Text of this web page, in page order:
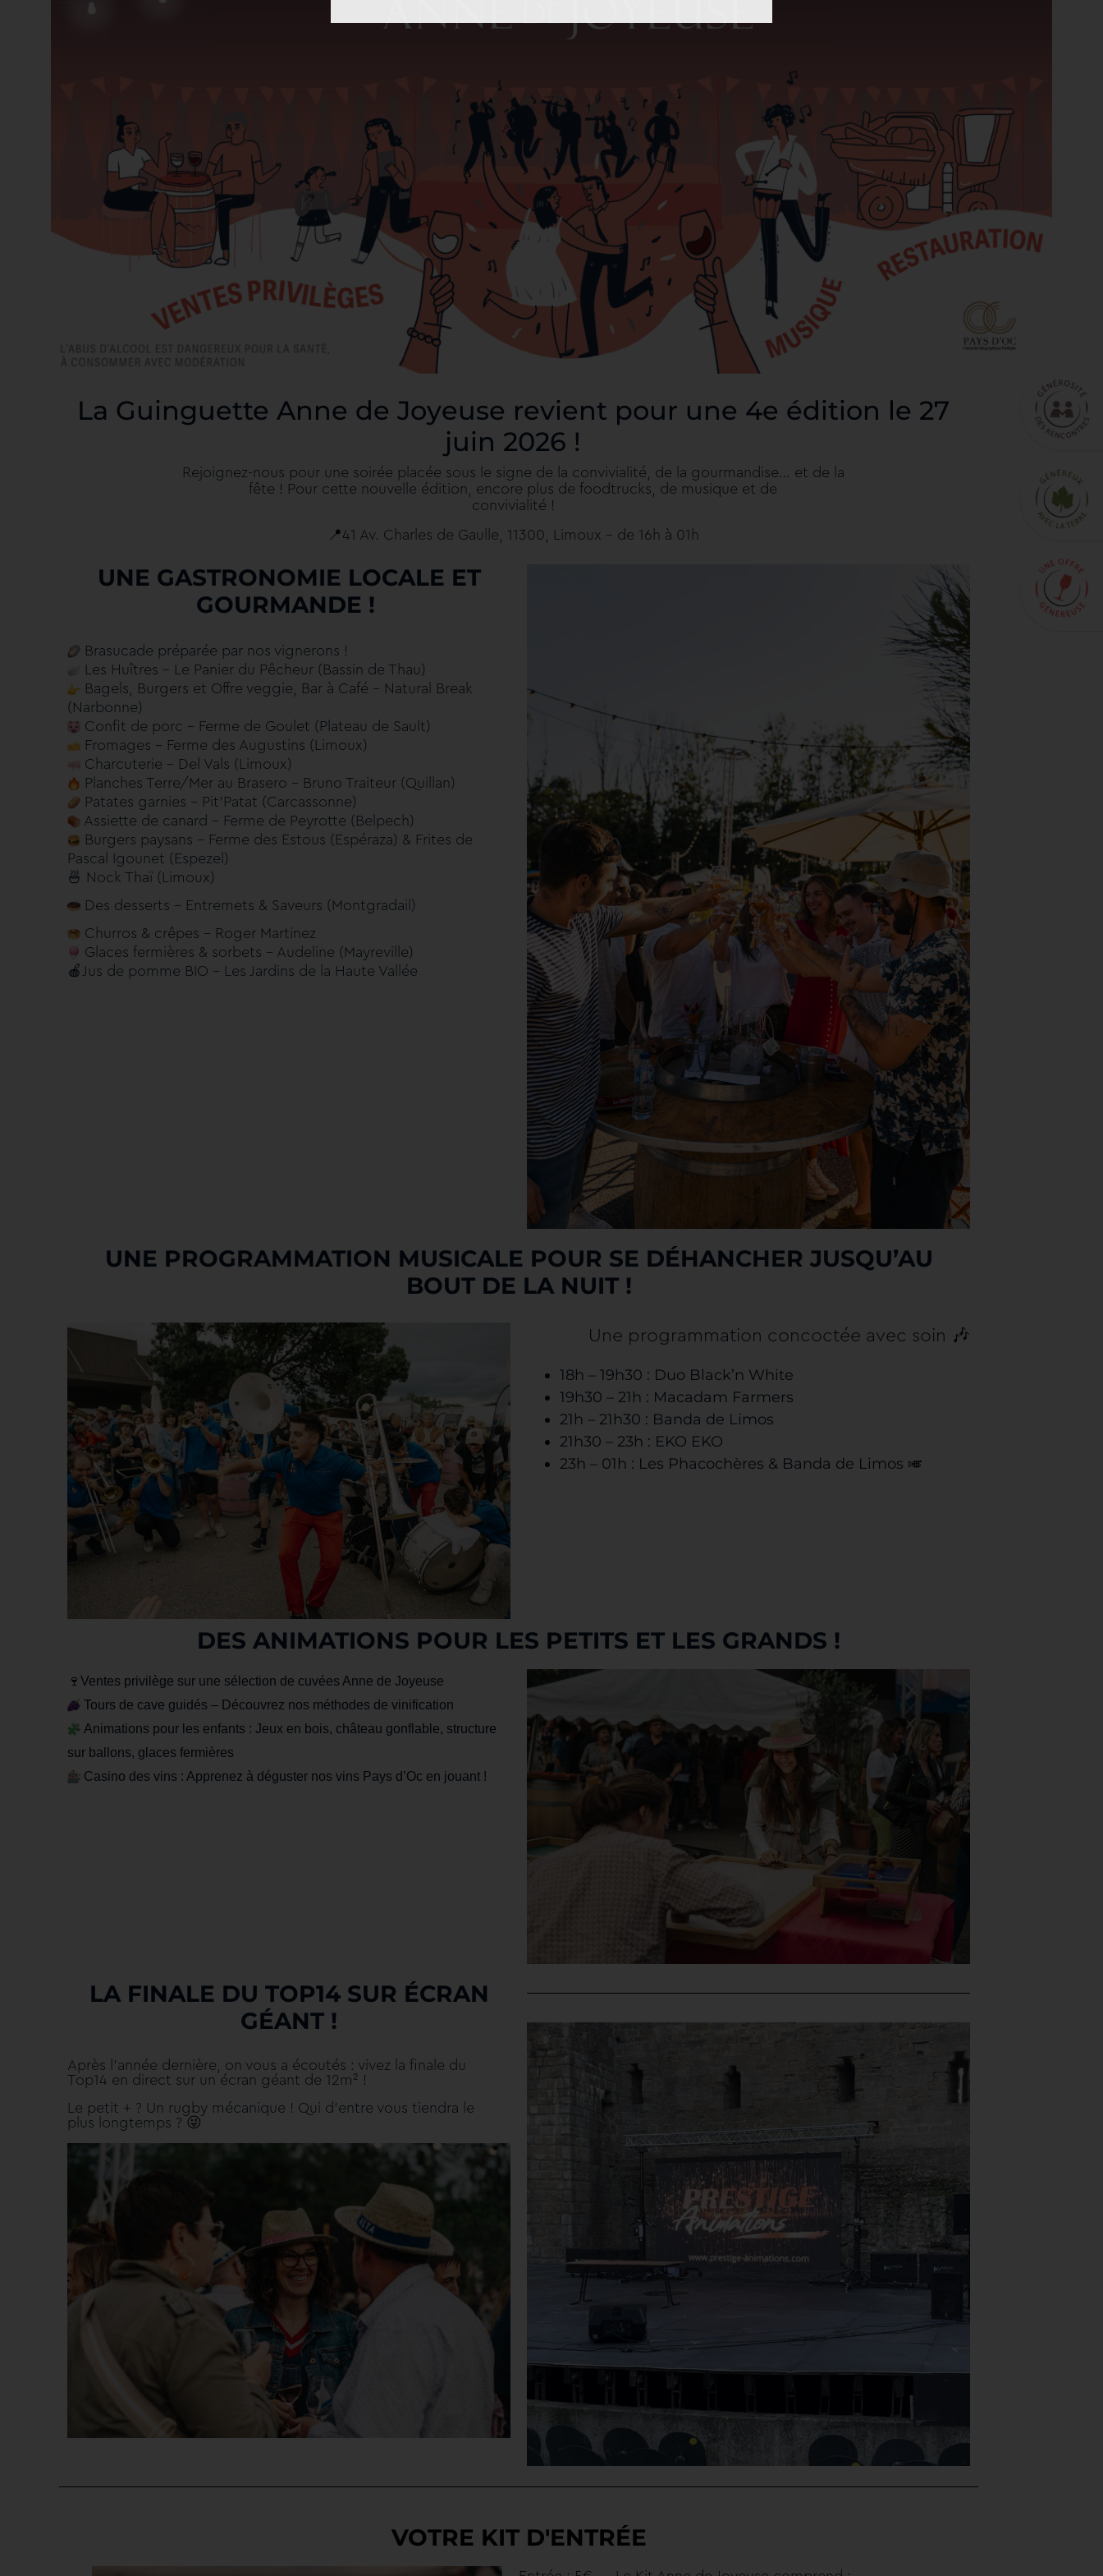
La Guinguette Anne de Joyeuse revient pour une 4e édition le 27
juin 2026 !
Rejoignez-nous pour une soirée placée sous le signe de la convivialité, de la gourmandise… et de la
fête ! Pour cette nouvelle édition, encore plus de foodtrucks, de musique et de
convivialité !
📍41 Av. Charles de Gaulle, 11300, Limoux – de 16h à 01h
UNE GASTRONOMIE LOCALE ET
GOURMANDE !
Brasucade préparée par nos vignerons !
Les Huîtres – Le Panier du Pêcheur (Bassin de Thau)
Bagels, Burgers et Offre veggie, Bar à Café – Natural Break
(Narbonne)
Confit de porc – Ferme de Goulet (Plateau de Sault)
Fromages – Ferme des Augustins (Limoux)
Charcuterie – Del Vals (Limoux)
Planches Terre/Mer au Brasero – Bruno Traiteur (Quillan)
Patates garnies – Pit’Patat (Carcassonne)
Assiette de canard – Ferme de Peyrotte (Belpech)
Burgers paysans – Ferme des Estous (Espéraza) & Frites de
Pascal Igounet (Espezel)
🍜 Nock Thaï (Limoux)
Des desserts – Entremets & Saveurs (Montgradail)
Churros & crêpes – Roger Martinez
Glaces fermières & sorbets – Audeline (Mayreville)
🍎 Jus de pomme BIO – Les Jardins de la Haute Vallée
UNE PROGRAMMATION MUSICALE POUR SE DÉHANCHER JUSQU’AU
BOUT DE LA NUIT !
Une programmation concoctée avec soin 🎶
18h – 19h30 : Duo Black’n White
19h30 – 21h : Macadam Farmers
21h – 21h30 : Banda de Limos
21h30 – 23h : EKO EKO
23h – 01h : Les Phacochères & ‎Banda de Limos 🎺
DES ANIMATIONS POUR LES PETITS ET LES GRANDS !
🍷Ventes privilège sur une sélection de cuvées Anne de Joyeuse
Tours de cave guidés – Découvrez nos méthodes de vinification
Animations pour les enfants : Jeux en bois, château gonflable, structure
sur ballons, glaces fermières
Casino des vins : Apprenez à déguster nos vins Pays d’Oc en jouant !
LA FINALE DU TOP14 SUR ÉCRAN
GÉANT !
Après l’année dernière, on vous a écoutés : vivez la finale du
Top14 en direct sur un écran géant de 12m² !
Le petit + ? Un rugby mécanique ! Qui d’entre vous tiendra le
plus longtemps ? 😜
VOTRE KIT D'ENTRÉE